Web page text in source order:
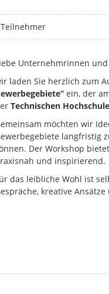
Unternehmrinnen
laden Sie herzlich zum
ein, der
Technischen
möchten wir
langfristig
Der Workshop
und inspirierend.
das leibliche Wohl ist
kreative